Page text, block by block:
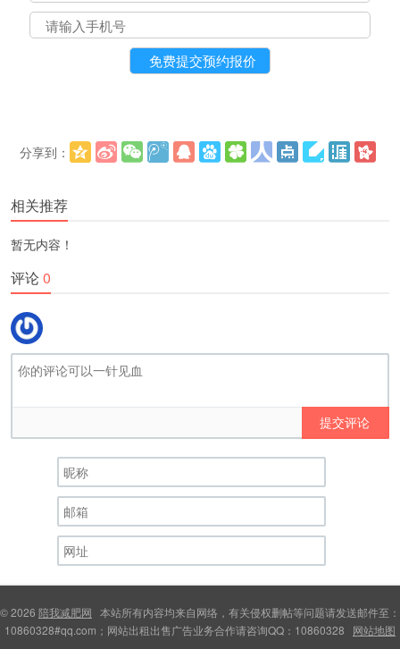
分享到：
相关推荐
暂无内容！
评论0
提交评论
© 2026 陪我减肥网 本站所有内容均来自网络，有关侵权删帖等问题请发送邮件至：
10860328#qq.com；网站出租出售广告业务合作请咨询QQ：10860328 网站地图